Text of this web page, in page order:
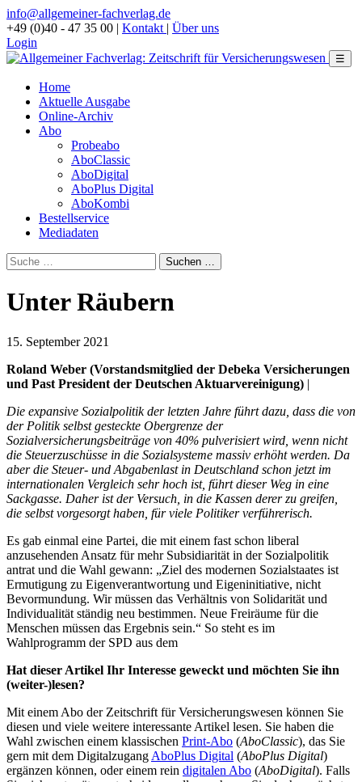
info@allgemeiner-fachverlag.de
+49 (0)40 - 47 35 00 | Kontakt | Über uns
Login
☰
Home
Aktuelle Ausgabe
Online-Archiv
Abo
Probeabo
AboClassic
AboDigital
AboPlus Digital
AboKombi
Bestellservice
Mediadaten
Unter Räubern
15. September 2021
Roland Weber (Vorstandsmitglied der Debeka Versicherungen
und Past President der Deutschen Aktuarvereinigung) |
Die expansive Sozialpolitik der letzten Jahre führt dazu, dass die von
der Politik selbst gesteckte Obergrenze der
Sozialversicherungsbeiträge von 40% pulverisiert wird, wenn nicht
die Steuerzuschüsse in die Sozialsysteme massiv erhöht werden. Da
aber die Steuer- und Abgabenlast in Deutschland schon jetzt im
internationalen Vergleich sehr hoch ist, führt dieser Weg in eine
Sackgasse. Daher ist der Versuch, in die Kassen derer zu greifen,
die selbst vorgesorgt haben, für viele Politiker verführerisch.
Es gab einmal eine Partei, die mit einem fast schon liberal
anzusehenden Ansatz für mehr Subsidiarität in der Sozialpolitik
antrat und die Wahl gewann: „Ziel des modernen Sozialstaates ist
Ermutigung zu Eigenverantwortung und Eigeninitiative, nicht
Bevormundung. Wir müssen das Verhältnis von Solidarität und
Individualität ständig neu bestimmen. Neue Freiräume für die
Menschen müssen das Ergebnis sein.“ So steht es im
Wahlprogramm der SPD aus dem
Hat dieser Artikel Ihr Interesse geweckt und möchten Sie ihn
(weiter-)lesen?
Mit einem Abo der Zeitschrift für Versicherungswesen können Sie
diesen und viele weitere interessante Artikel lesen. Sie haben die
Wahl zwischen einem klassischen Print-Abo (AboClassic), das Sie
gern mit dem Digitalzugang AboPlus Digital (AboPlus Digital)
ergänzen können, oder einem rein digitalen Abo (AboDigital). Falls